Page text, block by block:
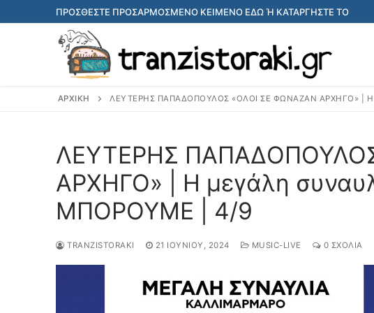
στο
περιεχόμενο
ΠΡΟΣΘΈΣΤΕ ΠΡΟΣΑΡΜΟΣΜΈΝΟ ΚΕΊΜΕΝΟ ΕΔΏ Ή ΚΑΤΑΡΓΉΣΤΕ ΤΟ
ΑΡΧΙΚΉ ΛΕΥΤΕΡΗΣ ΠΑΠΑΔΟΠΟΥΛΟΣ «ΟΛΟΙ ΣΕ ΦΩΝΑΖΑΝ ΑΡΧΗΓΟ» |
ΛΕΥΤΕΡΗΣ
ΑΡΧΗΓΟ» | Η μεγάλη
ΜΠΟΡΟΥΜΕ | 4/9
TRANZISTORAKI 21 ΙΟΥΝΊΟΥ, 2024 MUSIC-LIVE 0 ΣΧΌΛΙΑ